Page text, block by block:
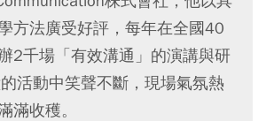
方法廣受好評，每年在全國40
2千場「有效溝通」的演講與研
活動中笑聲不斷，現場氣氛熱
滿收穫。